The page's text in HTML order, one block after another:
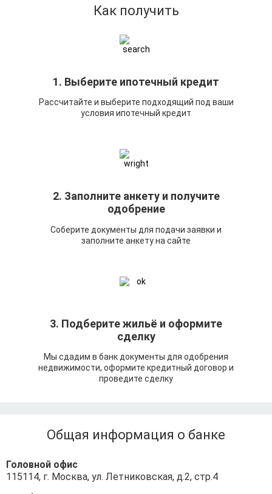
Как получить
1. Выберите ипотечный кредит
Рассчитайте и выберите подходящий под ваши
условия ипотечный кредит
2. Заполните анкету и получите
одобрение
Соберите документы для подачи заявки и
заполните анкету на сайте
3. Подберите жильё и оформите
сделку
Мы сдадим в банк документы для одобрения
недвижимости, оформите кредитный договор и
проведите сделку
Общая информация о банке
Головной офис
115114, г. Москва, ул. Летниковская, д.2, стр.4